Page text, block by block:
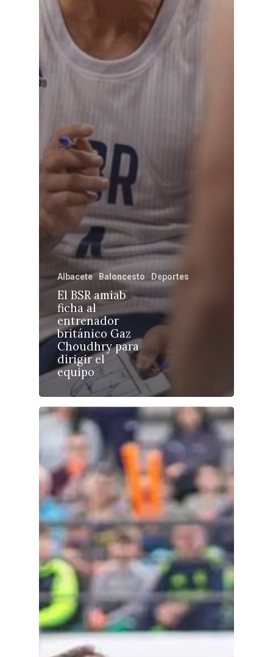
Albacete Baloncesto Deportes
El BSR amiab
ficha al
entrenador
británico Gaz
Choudhry para
dirigir el
equipo
Castilla-La
Ciudad Real
Sanidad
Economía
Educación
Deportes
Sucesos
Medio Ambiente
Planeta Rural
Especiales
Política
Galerías